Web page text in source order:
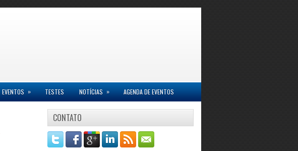
EVENTOS » TESTES NOTÍCIAS » AGENDA DE EVENTOS
CONTATO